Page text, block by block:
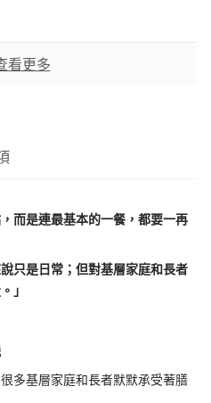
而是連最基本的一餐，都要一再
只是日常；但對基層家庭和長者
」
多基層家庭和長者默默承受著膳
看更多